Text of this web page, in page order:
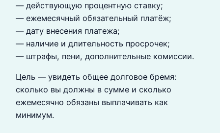
— действующую процентную ставку;
— ежемесячный обязательный платёж;
— дату внесения платежа;
— наличие и длительность просрочек;
— штрафы, пени, дополнительные комиссии.
Цель — увидеть общее долговое бремя:
сколько вы должны в сумме и сколько
ежемесячно обязаны выплачивать как
минимум.